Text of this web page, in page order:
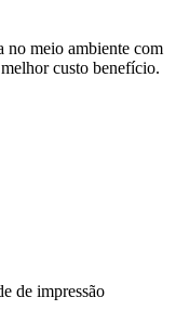
no meio ambiente com
custo benefício.
de impressão